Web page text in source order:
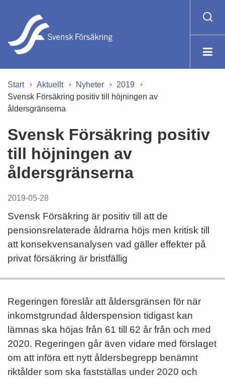
Start Aktuellt Nyheter
2019
Svensk Försäkring positiv till höjningen av
åldersgränserna
Svensk Försäkring positiv
till höjningen av
åldersgränserna
2019-05-28
Svensk Försäkring är positiv till att de
pensionsrelaterade åldrarna höjs men kritisk till
att konsekvensanalysen vad gäller effekter på
privat försäkring är bristfällig
Regeringen föreslår att åldersgränsen för när
inkomstgrundad ålderspension tidigast kan
lämnas ska höjas från 61 till 62 år från och med
2020. Regeringen går även vidare med förslaget
om att införa ett nytt åldersbegrepp benämnt
riktålder som ska fastställas under 2020 och